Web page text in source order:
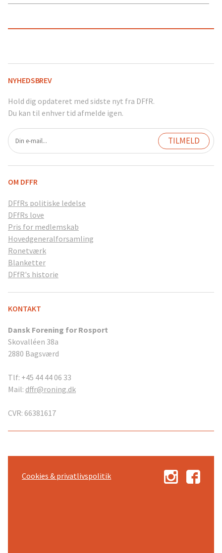
NYHEDSBREV
Hold dig opdateret med sidste nyt fra DFfR.
Du kan til enhver tid afmelde igen.
OM DFFR
DFfRs politiske ledelse
DFfRs love
Pris for medlemskab
Hovedgeneralforsamling
Ronetværk
Blanketter
DFfR's historie
KONTAKT
Dansk Forening for Rosport
Skovalléen 38a
2880 Bagsværd
Tlf: +45 44 44 06 33
Mail: dffr@roning.dk
CVR: 66381617
Cookies & privatlivspolitik